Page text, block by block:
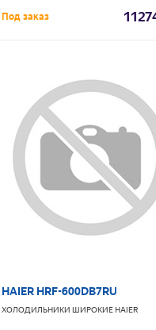
Под заказ
HAIER HRF-600DB7RU
ХОЛОДИЛЬНИКИ ШИРОКИЕHAIER